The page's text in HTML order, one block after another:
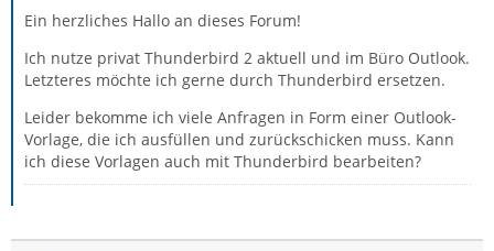
Ein herzliches Hallo an dieses Forum!
Ich nutze privat Thunderbird 2 aktuell und im Büro Outlook.
Letzteres möchte ich gerne durch Thunderbird ersetzen.
Leider bekomme ich viele Anfragen in Form einer Outlook-
Vorlage, die ich ausfüllen und zurückschicken muss. Kann
ich diese Vorlagen auch mit Thunderbird bearbeiten?